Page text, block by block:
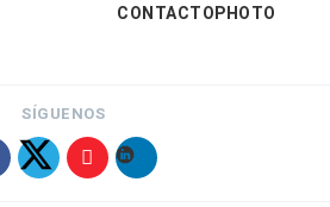
CONTACTOPHOTO
SÍGUENOS